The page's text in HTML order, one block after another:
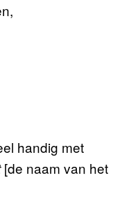
handig met
[de naam van het